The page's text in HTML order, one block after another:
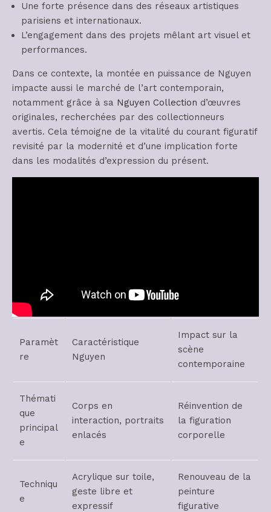
Une forte présence dans des réseaux artistiques
parisiens et internationaux.
L’engagement dans des projets mêlant art visuel et
performances.
Dans ce contexte, la montée en puissance de Nguyen
impacte aussi le marché de l’art contemporain,
notamment grâce à sa Nguyen Collection d’œuvres
originales, recherchées par des collectionneurs
avertis. Cela témoigne de la vitalité du courant figuratif
revisité par la modernité et d’une implication forte
dans les modalités d’expression du présent.
Paramèt
re
Caractéristique
Nguyen
Impact sur la
scène
contemporaine
Thémati
que
principal
e
Corps en
interaction, portraits
enlacés
Réinvention de
la figuration
corporelle
Techniqu
e
Acrylique sur toile,
geste libre et
expressif
Renouveau de la
peinture
figurative